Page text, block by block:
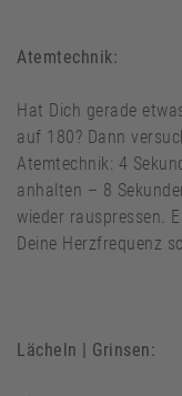
Atemtechnik:
Hat Dich gerade
auf 180? Dann
Atemtechnik: 4
anhalten – 8
wieder rauspressen.
Deine Herzfrequenz
Lächeln | Grinsen: